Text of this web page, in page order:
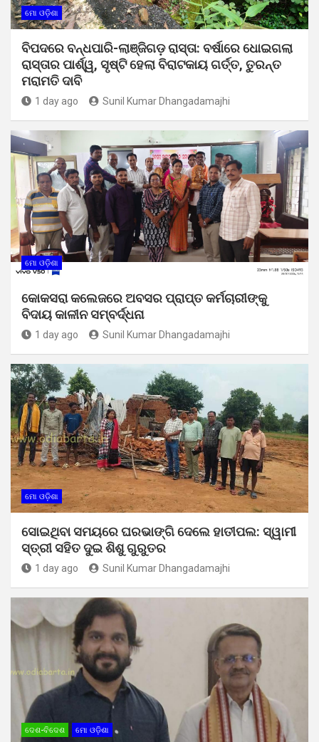
ମୋ ଓଡ଼ିଶା
ବିପଦରେ ବନ୍ଧପାରି-ଲାଞ୍ଜିଗଡ଼ ରାସ୍ତା: ବର୍ଷାରେ ଧୋଇଗଲା
ରାସ୍ତାର ପାର୍ଶ୍ୱ, ସୃଷ୍ଟି ହେଲା ବିରାଟକାୟ ଗର୍ତ୍ତ, ତୁରନ୍ତ
ମରାମତି ଦାବି
1 day ago Sunil Kumar Dhangadamajhi
ମୋ ଓଡ଼ିଶା
କୋକସରା କଲେଜରେ ଅବସର ପ୍ରାପ୍ତ କର୍ମଚାରୀଙ୍କୁ
ବିଦାୟ କାଳୀନ ସମ୍ବର୍ଦ୍ଧନା
1 day ago Sunil Kumar Dhangadamajhi
ମୋ ଓଡ଼ିଶା
ସୋଇଥିବା ସମୟରେ ଘରଭାଙ୍ଗି ଦେଲେ ହାତୀପଲ: ସ୍ୱାମୀ
ସ୍ତ୍ରୀ ସହିତ ଦୁଇ ଶିଶୁ ଗୁରୁତର
1 day ago Sunil Kumar Dhangadamajhi
ଦେଶ-ବିଦେଶ ମୋ ଓଡ଼ିଶା